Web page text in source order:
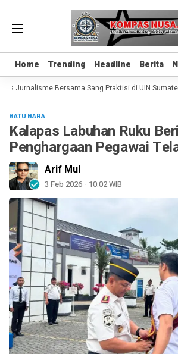
Home Trending Headline Berita
Home Trending Headline Berita
Jurnalisme Bersama Sang Praktisi di UIN
BATU BARA
Kalapas Labuhan Ruku Beri
Penghargaan Pegawai
Arif Mul
3 Feb 2026 - 10:02 WIB